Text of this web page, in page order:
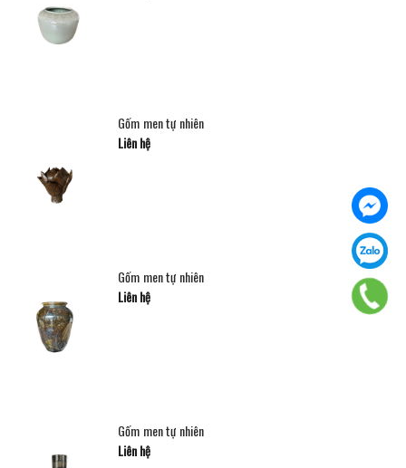
Gốm men tự nhiên
Liên hệ
Gốm men tự nhiên
Liên hệ
Gốm men tự nhiên
Liên hệ